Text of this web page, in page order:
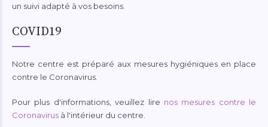
un suivi adapté à vos besoins.
COVID19
Notre centre est préparé aux mesures hygiéniques en place
contre le Coronavirus.
Pour plus d'informations, veuillez lire nos mesures contre le
Coronavirus à l'intérieur du centre.